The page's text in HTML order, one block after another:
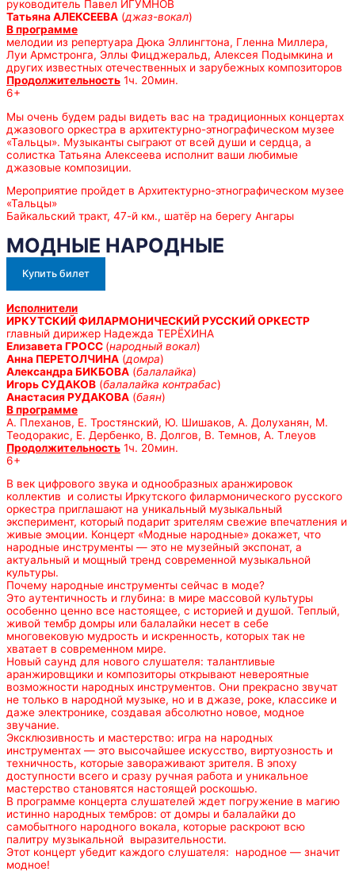
руководитель Павел ИГУМНОВ
Татьяна АЛЕКСЕЕВА (джаз-вокал)
В программе
мелодии из репертуара Дюка Эллингтона, Гленна Миллера,
Луи Армстронга, Эллы Фицджеральд, Алексея Подымкина и
других известных отечественных и зарубежных композиторов
Продолжительность 1ч. 20мин.
6+
Мы очень будем рады видеть вас на традиционных концертах
джазового оркестра в архитектурно-этнографическом музее
«Тальцы». Музыканты сыграют от всей души и сердца, а
солистка Татьяна Алексеева исполнит ваши любимые
джазовые композиции.
Мероприятие пройдет в Архитектурно-этнографическом музее
«Тальцы»
Байкальский тракт, 47-й км., шатёр на берегу Ангары
МОДНЫЕ НАРОДНЫЕ
Купить билет
Исполнители
ИРКУТСКИЙ ФИЛАРМОНИЧЕСКИЙ РУССКИЙ ОРКЕСТР
главный дирижер Надежда ТЕРЁХИНА
Елизавета ГРОСС (народный вокал)
Анна ПЕРЕТОЛЧИНА (домра)
Александра БИКБОВА (балалайка)
Игорь СУДАКОВ (балалайка контрабас)
Анастасия РУДАКОВА (баян)
В программе
А. Плеханов, Е. Тростянский, Ю. Шишаков, А. Долуханян, М.
Теодоракис, Е. Дербенко, В. Долгов, В. Темнов, А. Тлеуов
Продолжительность 1ч. 20мин.
6+
В век цифрового звука и однообразных аранжировок
коллектив и солисты Иркутского филармонического русского
оркестра приглашают на уникальный музыкальный
эксперимент, который подарит зрителям свежие впечатления и
живые эмоции. Концерт «Модные народные» докажет, что
народные инструменты — это не музейный экспонат, а
актуальный и мощный тренд современной музыкальной
культуры.
Почему народные инструменты сейчас в моде?
Это аутентичность и глубина: в мире массовой культуры
особенно ценно все настоящее, с историей и душой. Теплый,
живой тембр домры или балалайки несет в себе
многовековую мудрость и искренность, которых так не
хватает в современном мире.
Новый саунд для нового слушателя: талантливые
аранжировщики и композиторы открывают невероятные
возможности народных инструментов. Они прекрасно звучат
не только в народной музыке, но и в джазе, роке, классике и
даже электронике, создавая абсолютно новое, модное
звучание.
Эксклюзивность и мастерство: игра на народных
инструментах — это высочайшее искусство, виртуозность и
техничность, которые завораживают зрителя. В эпоху
доступности всего и сразу ручная работа и уникальное
мастерство становятся настоящей роскошью.
В программе концерта слушателей ждет погружение в магию
истинно народных тембров: от домры и балалайки до
самобытного народного вокала, которые раскроют всю
палитру музыкальной выразительности.
Этот концерт убедит каждого слушателя: народное — значит
модное!